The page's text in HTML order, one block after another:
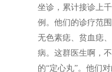
坐诊，累计接诊上
例。他们的诊疗范
无色素痣、贫血痣
病。这群医生啊，
的“定心丸”。他们